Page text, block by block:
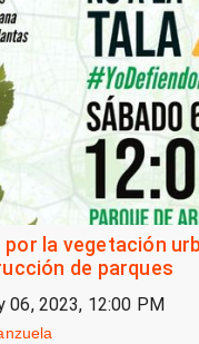
la vegetación
de parques
06, 2023, 12:00 PM